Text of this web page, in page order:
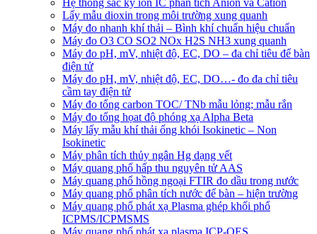
Lấy mẫu dioxin trong môi trường xung quanh
Máy đo nhanh khí thải – Bình khí chuẩn hiệu chuẩn
Máy đo O3 CO SO2 NOx H2S NH3 xung quanh
Máy đo pH, mV, nhiệt độ, EC, DO – đa chỉ tiêu để bàn
điện tử
Máy đo pH, mV, nhiệt độ, EC, DO…- đo đa chỉ tiêu
cầm tay điện tử
Máy đo tổng carbon TOC/ TNb mẫu lỏng; mẫu rắn
Máy đo tổng họat độ phóng xạ Alpha Beta
Máy lấy mẫu khí thải ống khói Isokinetic – Non
Isokinetic
Máy phân tích thủy ngân Hg dạng vết
Máy quang phổ hấp thu nguyên tử AAS
Máy quang phổ hồng ngoại FTIR đo dầu trong nước
Máy quang phổ phân tích nước để bàn – hiện trường
Máy quang phổ phát xạ Plasma ghép khối phổ
ICPMS/ICPMSMS
Máy quang phổ phát xạ plasma ICP-OES